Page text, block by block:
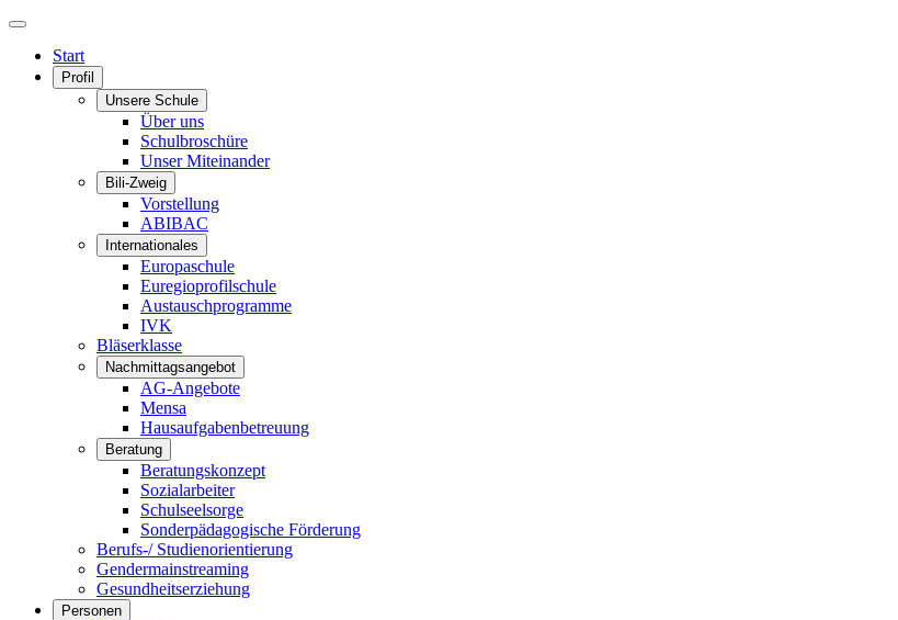
Start
Profil
Unsere Schule
Über uns
Schulbroschüre
Unser Miteinander
Bili-Zweig
Vorstellung
ABIBAC
Internationales
Europaschule
Euregioprofilschule
Austauschprogramme
IVK
Bläserklasse
Nachmittagsangebot
AG-Angebote
Mensa
Hausaufgabenbetreuung
Beratung
Beratungskonzept
Sozialarbeiter
Schulseelsorge
Sonderpädagogische Förderung
Berufs-/ Studienorientierung
Gendermainstreaming
Gesundheitserziehung
Personen